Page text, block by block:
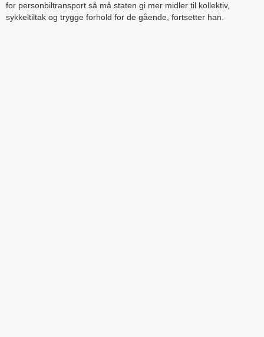
for personbiltransport så må staten gi mer midler til kollektiv,
sykkeltiltak og trygge forhold for de gående, fortsetter han.